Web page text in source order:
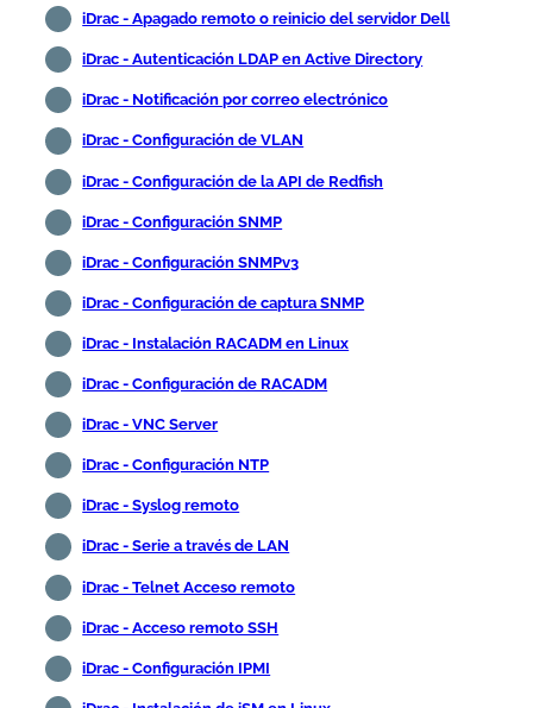
iDrac - Apagado remoto o reinicio del servidor Dell
iDrac - Autenticación LDAP en Active Directory
iDrac - Notificación por correo electrónico
iDrac - Configuración de VLAN
iDrac - Configuración de la API de Redfish
iDrac - Configuración SNMP
iDrac - Configuración SNMPv3
iDrac - Configuración de captura SNMP
iDrac - Instalación RACADM en Linux
iDrac - Configuración de RACADM
iDrac - VNC Server
iDrac - Configuración NTP
iDrac - Syslog remoto
iDrac - Serie a través de LAN
iDrac - Telnet Acceso remoto
iDrac - Acceso remoto SSH
iDrac - Configuración IPMI